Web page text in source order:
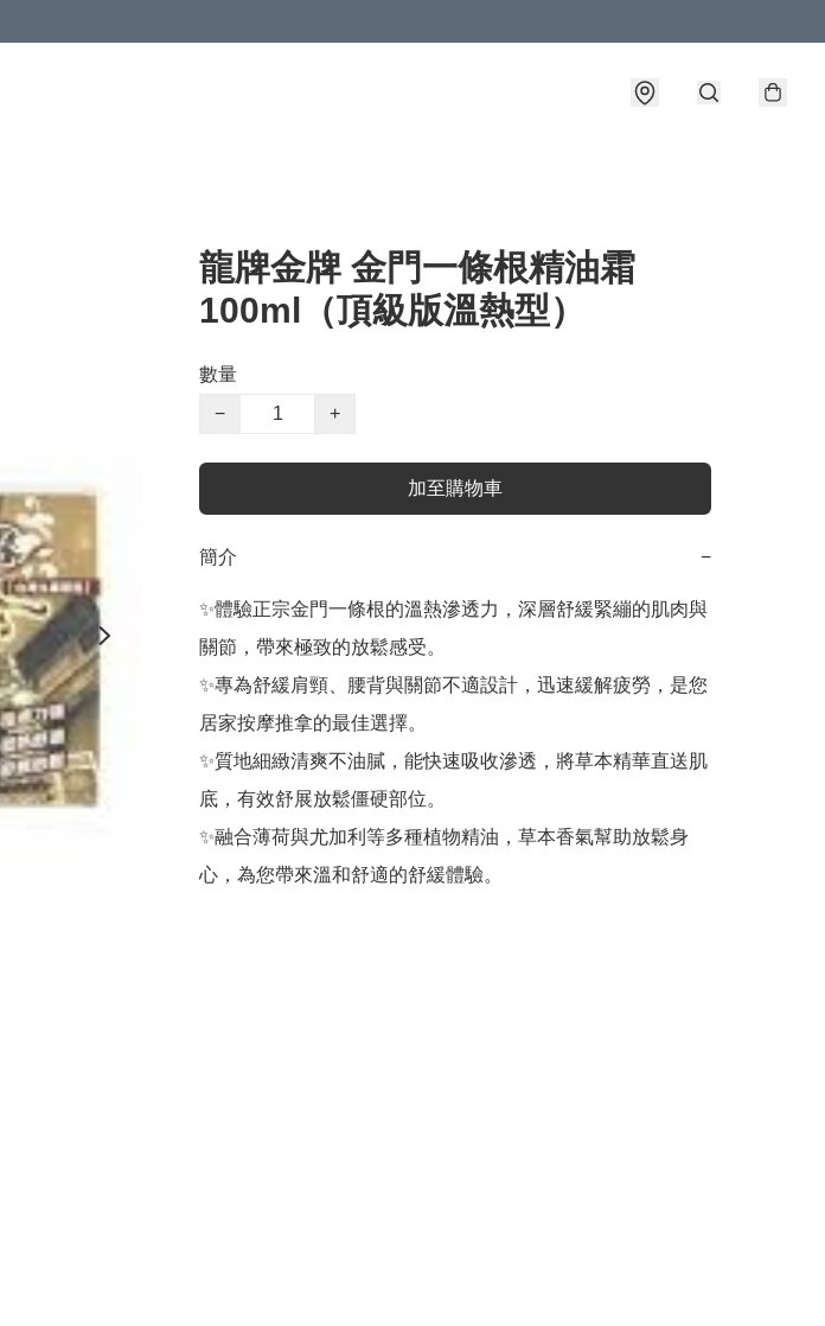
龍牌金牌 金門一條根精油霜
100ml（頂級版溫熱型）
數量
−
+
加至購物車
簡介 −
✨體驗正宗金門一條根的溫熱滲透力，深層舒緩緊繃的肌肉與
關節，帶來極致的放鬆感受。
✨專為舒緩肩頸、腰背與關節不適設計，迅速緩解疲勞，是您
居家按摩推拿的最佳選擇。
✨質地細緻清爽不油膩，能快速吸收滲透，將草本精華直送肌
底，有效舒展放鬆僵硬部位。
✨融合薄荷與尤加利等多種植物精油，草本香氣幫助放鬆身
心，為您帶來溫和舒適的舒緩體驗。